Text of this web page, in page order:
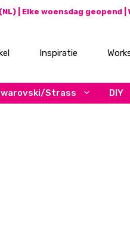
| Elke woensdag geopend |
Inspiratie
Strass DIY